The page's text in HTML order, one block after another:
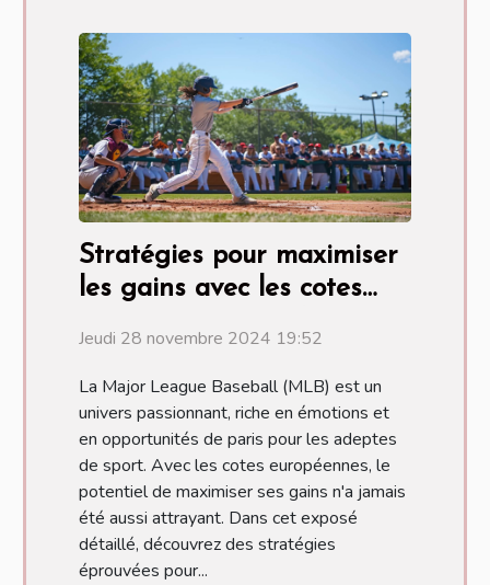
Stratégies pour maximiser
les gains avec les cotes
Jeudi 28 novembre 2024 19:52
La Major League Baseball (MLB) est un
univers passionnant, riche en émotions et
en opportunités de paris pour les adeptes
de sport. Avec les cotes européennes, le
potentiel de maximiser ses gains n'a jamais
été aussi attrayant. Dans cet exposé
détaillé, découvrez des stratégies
éprouvées pour...